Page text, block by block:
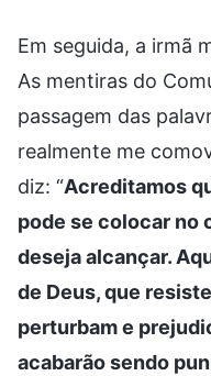
Em seguida, a irmã
As mentiras do
passagem das
realmente me
diz: “Acreditamos
pode se colocar no
deseja alcançar.
de Deus, que
perturbam e
acabarão sendo